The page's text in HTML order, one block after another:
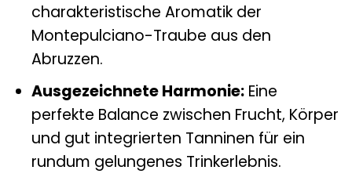
charakteristische Aromatik der
Montepulciano-Traube aus den
Abruzzen.
Ausgezeichnete Harmonie:Eine
perfekte Balance zwischen Frucht, Körper
und gut integrierten Tanninen für ein
rundum gelungenes Trinkerlebnis.